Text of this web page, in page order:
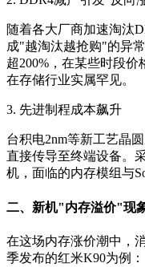
随着各大厂商加速淘汰
成"越淘汰越抢购"的异
超200%，在某些时段
在存储行业实属罕见。
3. 先进制程成本飙升
台积电2nm等新工艺晶
直接传导至终端设备。
机，面临的内存模组与
二、新机"内存溢价"现
在这场内存涨价潮中，
季发布的红米K90为例：